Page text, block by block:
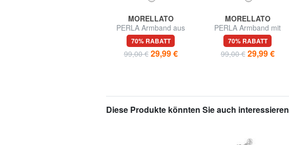
MORELLATO
PERLA Armband aus
925er Silber
70% RABATT
99,00 € 29,99 €
MORELLATO
PERLA Armband mit
Charme
70% RABATT
99,00 € 29,99 €
Diese Produkte könnten Sie auch interessieren